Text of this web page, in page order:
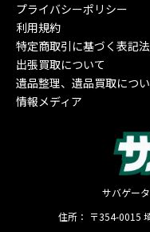
プライバシーポリシー
利用規約
特定商取引に基づく表記
出張買取について
遺品整理、遺品買取につ
情報メディア
サバゲー
住所： 〒354-0015